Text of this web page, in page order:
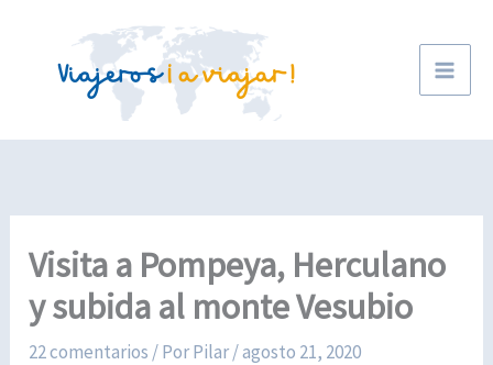
contenido
Visita a Pompeya, Herculano
y subida al monte Vesubio
22 comentarios / PorPilar/agosto 21, 2020